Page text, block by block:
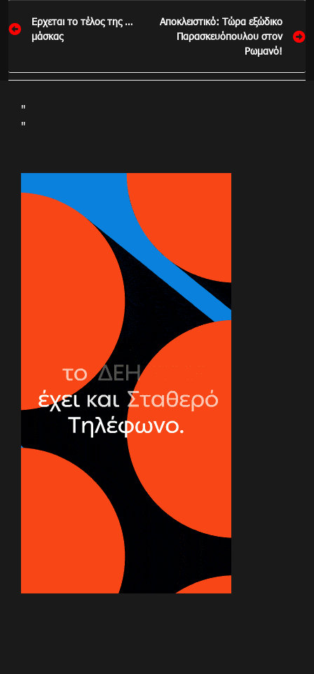
Πλοήγηση
άρθρων
Ερχεται το τέλος της …
μάσκας
Αποκλειστικό: Τώρα εξώδικο
Παρασκευόπουλου στον
Ρωμανό!
"
"